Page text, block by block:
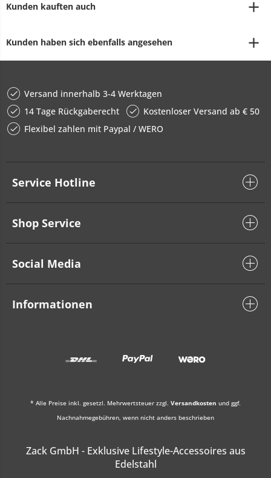
Kunden kauften auch
Kunden haben sich ebenfalls angesehen
Versand innerhalb 3-4 Werktagen
14 Tage Rückgaberecht
Kostenloser Versand ab € 50
Flexibel zahlen mit Paypal / WERO
Service Hotline
Shop Service
Social Media
Informationen
* Alle Preise inkl. gesetzl. Mehrwertsteuer zzgl. Versandkosten und ggf.
Nachnahmegebühren, wenn nicht anders beschrieben
Zack GmbH - Exklusive Lifestyle-Accessoires aus
Edelstahl